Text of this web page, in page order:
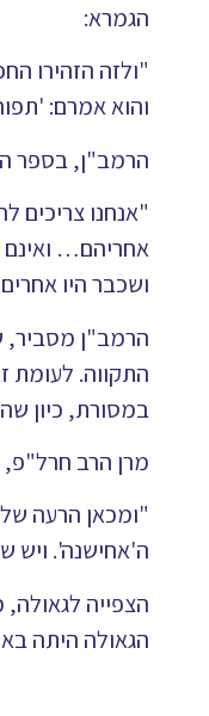
הגמרא:
"ולזה הזהירו
והוא אמרם:
הרמב"ן, בספר
"אנחנו צריכים
אחריהם… ואינם
ושכבר היו
הרמב"ן מסביר,
התקווה. לעומת
במסורת, כיון
מרן הרב חרל"פ,
"ומכאן הרעה
ה'אחישנה'. ויש
הצפייה
הגאולה היתה